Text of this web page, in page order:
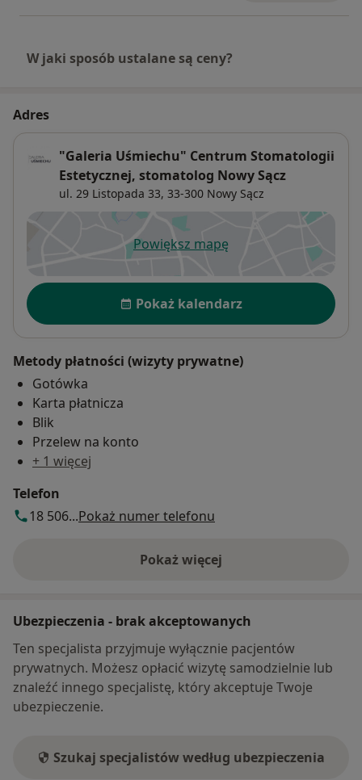
W jaki sposób ustalane są ceny?
Adres
"Galeria Uśmiechu" Centrum Stomatologii
Estetycznej, stomatolog Nowy Sącz
ul. 29 Listopada 33, 33-300 Nowy Sącz
Powiększ mapęotwiera się w nowej karcie
Dostępność
Pokaż kalendarz
Metody płatności (wizyty prywatne)
Gotówka
Karta płatnicza
Blik
Przelew na konto
+ 1 więcej
Telefon
18 506...Pokaż numer telefonu
Pokaż więcej
o adresie
Ubezpieczenia - brak akceptowanych
Ten specjalista przyjmuje wyłącznie pacjentów
prywatnych. Możesz opłacić wizytę samodzielnie lub
znaleźć innego specjalistę, który akceptuje Twoje
ubezpieczenie.
Szukaj specjalistów według ubezpieczenia